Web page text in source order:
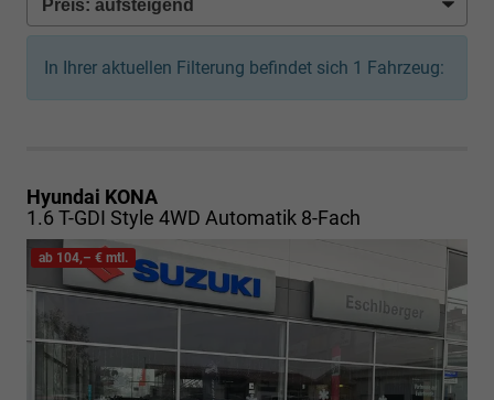
In Ihrer aktuellen Filterung befindet sich 1 Fahrzeug:
Hyundai KONA
1.6 T-GDI Style 4WD Automatik 8-Fach
ab 104,– € mtl.